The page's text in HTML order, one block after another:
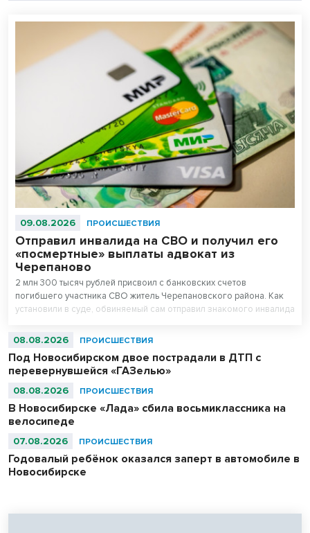
09.08.2026 ПРОИСШЕСТВИЯ
Отправил инвалида на СВО и получил его
«посмертные» выплаты адвокат из
Черепаново
2 млн 300 тысяч рублей присвоил с банковских счетов
погибшего участника СВО житель Черепановского района. Как
установили в суде, обвиняемый сам отправил знакомого инвалида
08.08.2026 ПРОИСШЕСТВИЯ
Под Новосибирском двое пострадали в ДТП с
перевернувшейся «ГАЗелью»
08.08.2026 ПРОИСШЕСТВИЯ
В Новосибирске «Лада» сбила восьмиклассника на
велосипеде
07.08.2026 ПРОИСШЕСТВИЯ
Годовалый ребёнок оказался заперт в автомобиле в
Новосибирске